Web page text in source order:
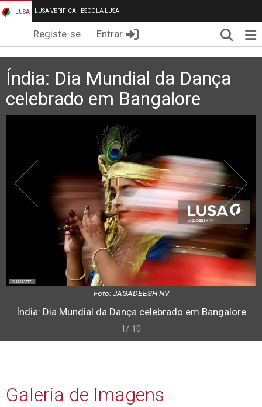
LUSA LUSA VERIFICA ESCOLA LUSA
Registe-se Entrar
Índia: Dia Mundial da Dança
celebrado em Bangalore
Foto: JAGADEESH NV
Índia: Dia Mundial da Dança celebrado em Bangalore
1/ 10
Galeria de Imagens